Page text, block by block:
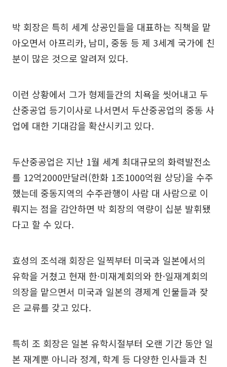
박 회장은 특히 세계 상공인들을 대표하는 직책을 맡
아오면서 아프리카, 남미, 중동 등 제 3세계 국가에 친
분이 많은 것으로 알려져 있다.
이런 상황에서 그가 형제들간의 치욕을 씻어내고 두
산중공업 등기이사로 나서면서 두산중공업의 중동 사
업에 대한 기대감을 확산시키고 있다.
두산중공업은 지난 1월 세계 최대규모의 화력발전소
를 12억2000만달러(한화 1조1000억원 상당)을 수주
했는데 중동지역의 수주관행이 사람 대 사람으로 이
뤄지는 점을 감안하면 박 회장의 역량이 십분 발휘됐
다고 할 수 있다.
효성의 조석래 회장은 일찍부터 미국과 일본에서의
유학을 거쳤고 현재 한·미재계회의와 한·일재계회의
의장을 맡으면서 미국과 일본의 경제계 인물들과 잦
은 교류를 갖고 있다.
특히 조 회장은 일본 유학시절부터 오랜 기간 동안 일
본 재계뿐 아니라 정계, 학계 등 다양한 인사들과 친